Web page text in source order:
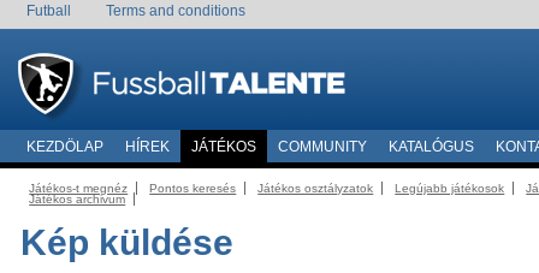
Futball Terms and conditions
KEZDÖLAP HÍREK JÁTÉKOS COMMUNITY KATALÓGUS
Játékos-t megnéz Pontos keresés Játékos osztályzatok Legújabb játékosok
Játékos archivum
Kép küldése